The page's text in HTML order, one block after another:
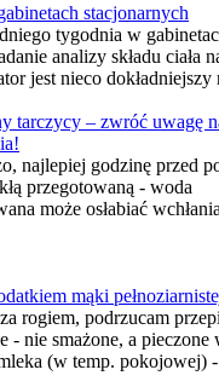
stacjonarnych
tygodnia w
analizy składu ciała
jest nieco dokładniejszy
tarczycy – zwróć uwagę
najlepiej godzinę przed
przegotowaną - woda
może osłabiać
mąki
rogiem, podrzucam
- nie smażone, a
(w temp. pokojowej)